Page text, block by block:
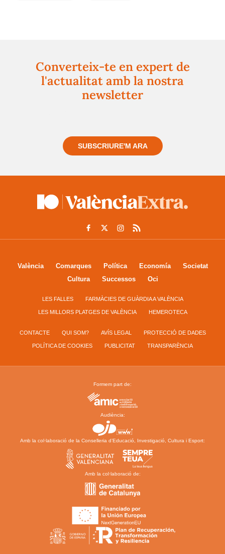
Converteix-te en expert de
l'actualitat amb la nostra
newsletter
SUBSCRIURE'M ARA
València Comarques Política Economía
Societat
Cultura
Successos Oci
LES FALLES FARMÀCIES DE GUÀRDIA A VALÈNCIA
LES MILLORS PLATGES DE VALÈNCIA HEMEROTECA
CONTACTE QUI SOM? AVÍS LEGAL PROTECCIÓ DE DADES
POLÍTICA DE COOKIES PUBLICITAT TRANSPARÈNCIA
Formem part de:
Audiència:
Amb la col·laboració de la Conselleria d’Educació, Investigació, Cultura i Esport:
Amb la col·laboració de: